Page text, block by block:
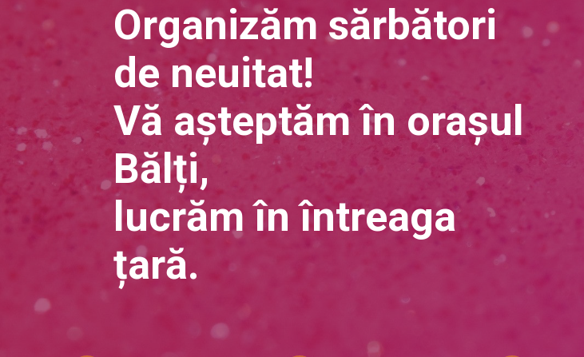
Organizăm sărbători
de neuitat!
Vă așteptăm în orașul
Bălți,
lucrăm în întreaga
țară.